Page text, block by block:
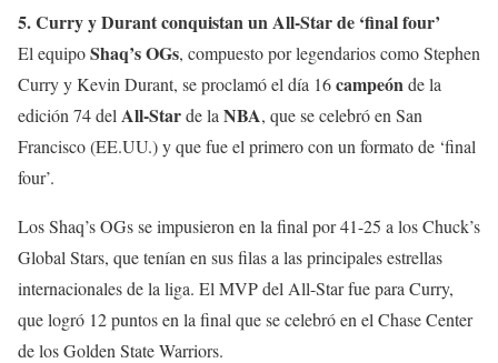
5. Curry y Durant conquistan un All-Star de ‘final four’
El equipoShaq’s OGs, compuesto por legendarios como Stephen
Curry y Kevin Durant, se proclamó el día 16campeón de la
edición 74 del All-Starde la NBA, que se celebró en San
Francisco (EE.UU.) y que fue el primero con un formato de ‘final
four’.
Los Shaq’s OGs se impusieron en la final por 41-25 a los Chuck’s
Global Stars, que tenían en sus filas a las principales estrellas
internacionales de la liga. El MVP del All-Star fue para Curry,
que logró 12 puntos en la final que se celebró en el Chase Center
de los Golden State Warriors.